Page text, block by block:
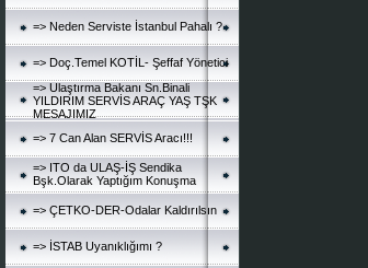
=> Neden Serviste İstanbul Pahalı ?
=> Doç.Temel KOTİL- Şeffaf Yönetici
=> Ulaştırma Bakanı Sn.Binali
YILDIRIM SERVİS ARAÇ YAŞ TŞK
MESAJIMIZ
=> 7 Can Alan SERVİS Aracı!!!
=> ITO da ULAŞ-İŞ Sendika
Bşk.Olarak Yaptığım Konuşma
=> ÇETKO-DER-Odalar Kaldırılsın
=> İSTAB Uyanıklığımı ?